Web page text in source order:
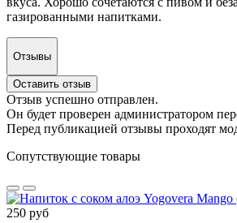
газированными напитками.
Отзывы
Оставить отзыв
Отзыв успешно отправлен.
Он будет проверен администратором
Перед публикацией отзывы проходят
Сопутствующие товары
250 руб